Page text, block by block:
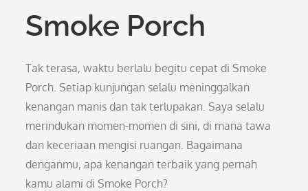
Smoke Porch
Tak terasa, waktu berlalu begitu cepat di Smoke
Porch. Setiap kunjungan selalu meninggalkan
kenangan manis dan tak terlupakan. Saya selalu
merindukan momen-momen di sini, di mana tawa
dan keceriaan mengisi ruangan. Bagaimana
denganmu, apa kenangan terbaik yang pernah
kamu alami di Smoke Porch?